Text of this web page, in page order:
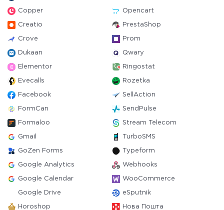
Copper Opencart
Creatio PrestaShop
Crove Prom
Dukaan Qwary
Elementor Ringostat
Evecalls Rozetka
Facebook SellAction
FormCan SendPulse
Formaloo Stream Telecom
Gmail TurboSMS
GoZen Forms Typeform
Google Analytics Webhooks
Google Calendar WooCommerce
Google Drive eSputnik
Horoshop Нова Пошта